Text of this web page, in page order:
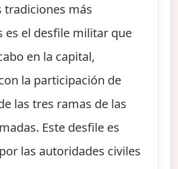
tradiciones más
es el desfile militar que
en la capital,
la participación de
las tres ramas de las
Este desfile es
las autoridades civiles